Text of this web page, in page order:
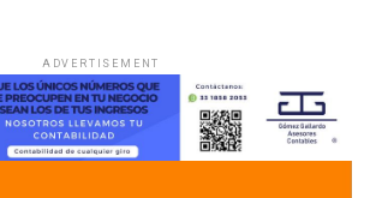
ADVERTISEMENT